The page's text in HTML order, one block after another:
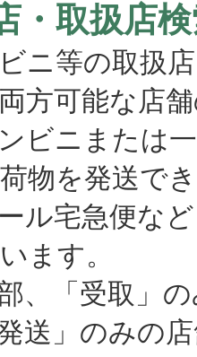
・取扱店
ニ等の取扱
方可能な店
ニまたは一
物を発送で
宅急便など
ます。
「受取」の
」のみの店